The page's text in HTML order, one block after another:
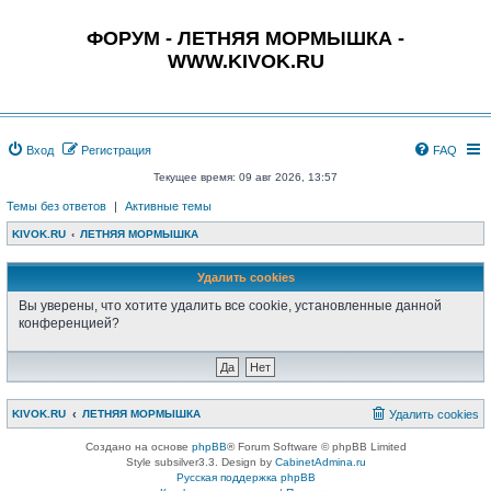
ФОРУМ - ЛЕТНЯЯ МОРМЫШКА -
WWW.KIVOK.RU
Вход Регистрация FAQ
Текущее время: 09 авг 2026, 13:57
Темы без ответов | Активные темы
KIVOK.RU ЛЕТНЯЯ МОРМЫШКА
Удалить cookies
Вы уверены, что хотите удалить все cookie, установленные данной
конференцией?
KIVOK.RU ЛЕТНЯЯ МОРМЫШКА Удалить cookies
Создано на основе phpBB® Forum Software © phpBB Limited
Style subsilver3.3. Design by CabinetAdmina.ru
Русская поддержка phpBB